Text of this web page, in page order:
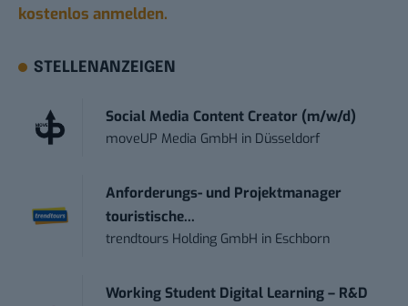
kostenlos anmelden.
STELLENANZEIGEN
Social Media Content Creator (m/w/d)
moveUP Media GmbH in Düsseldorf
Anforderungs- und Projektmanager
touristische...
trendtours Holding GmbH in Eschborn
Working Student Digital Learning – R&D